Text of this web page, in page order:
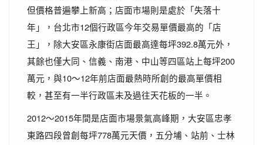
但價格普遍攀上新高；店面市場則是處於「失落十
年」，台北市12個行政區今年交易單價最高的「店
王」，除大安區永康街店面最高達每坪392.8萬元外，
其餘也僅大同、信義、南港、中山等四區站上每坪200
萬元，與10～12年前店面最熱時所創的最高單價相
較，甚至有一半行政區未及過往天花板的一半。
2012～2015年間是店面市場景氣高峰期，大安區忠孝
東路四段曾創每坪778萬元天價，五分埔、站前、士林